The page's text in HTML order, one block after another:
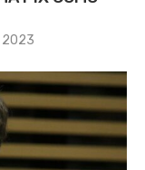
2023